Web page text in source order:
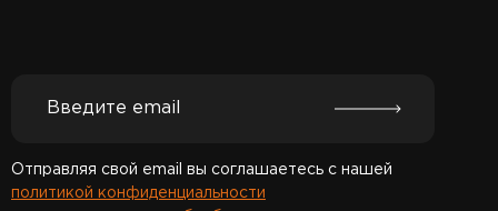
Отправляя свой email вы соглашаетесь с нашей
политикой конфиденциальности